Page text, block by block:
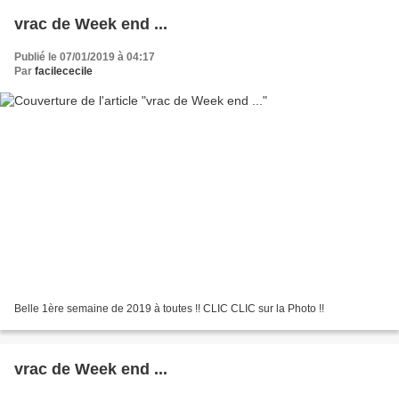
vrac de Week end ...
Publié le 07/01/2019 à 04:17
Par facilececile
Belle 1ère semaine de 2019 à toutes !! CLIC CLIC sur la Photo !!
vrac de Week end ...